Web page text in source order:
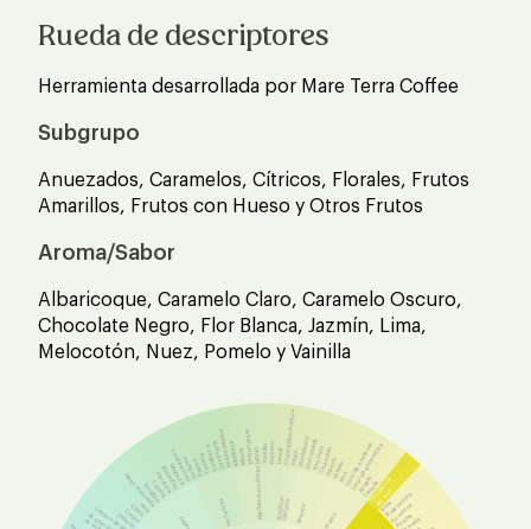
Rueda de descriptores
Herramienta desarrollada por Mare Terra Coffee
Subgrupo
Anuezados, Caramelos, Cítricos, Florales, Frutos
Amarillos, Frutos con Hueso y Otros Frutos
Aroma/Sabor
Albaricoque, Caramelo Claro, Caramelo Oscuro,
Chocolate Negro, Flor Blanca, Jazmín, Lima,
Melocotón, Nuez, Pomelo y Vainilla
Hortalizas Hierbas Aromáticas AcéticosLácticos Vinosos Licorosos
GuisantePepinoTomateCalabazaZanahoriaAceite de olivaAlbahacaMentaLemon grass HinojoTomilloRomero Laurel Fruto sobre maduroYogurVino blancoVino rosadoVino tintoChampánOportoWhiskyRonLicor de avellanas
Licor de almendras
AniseteTequila
Flor blanca
Jazmín
RosaRosa oscura
Azucena
Azalea
Tabaco de pipa
Tabaco
Cedro
ClavoAnís
Nuez moscada
Jengibre
Canela
Pimienta
Pimentón
Mostaza
Cardamomo